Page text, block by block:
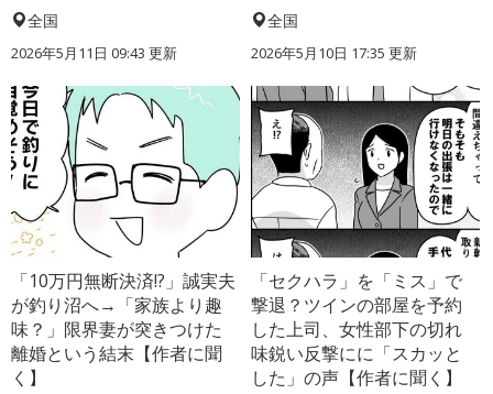
全国
2026年5月11日 09:43 更新
全国
2026年5月10日 17:35 更新
「10万円無断決済!?」誠実夫
が釣り沼へ→「家族より趣
味？」限界妻が突きつけた
離婚という結末【作者に聞
く】
「セクハラ」を「ミス」で
撃退？ツインの部屋を予約
した上司、女性部下の切れ
味鋭い反撃にに「スカッと
した」の声【作者に聞く】